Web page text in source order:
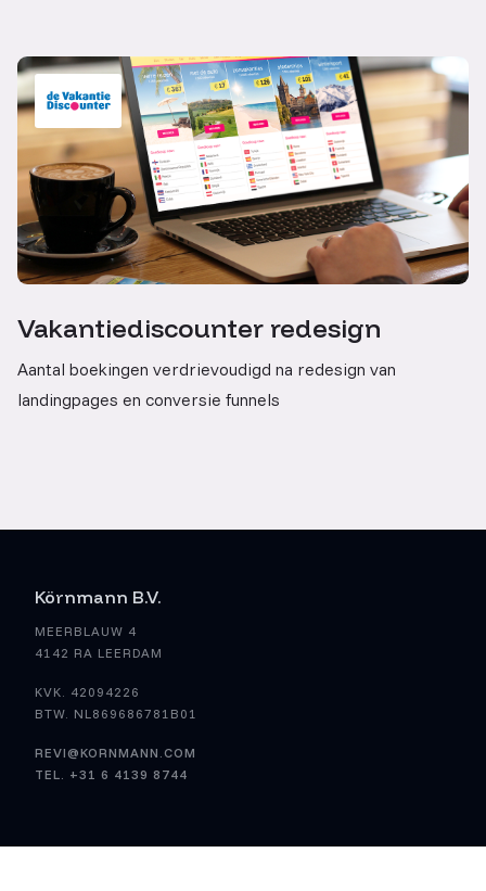
Vakantiediscounter redesign
Aantal boekingen verdrievoudigd na redesign van
landingpages en conversie funnels
Körnmann B.V.
MEERBLAUW 4
4142 RA LEERDAM
KVK. 42094226
BTW. NL869686781B01
REVI@KORNMANN.COM
TEL. +31 6 4139 8744